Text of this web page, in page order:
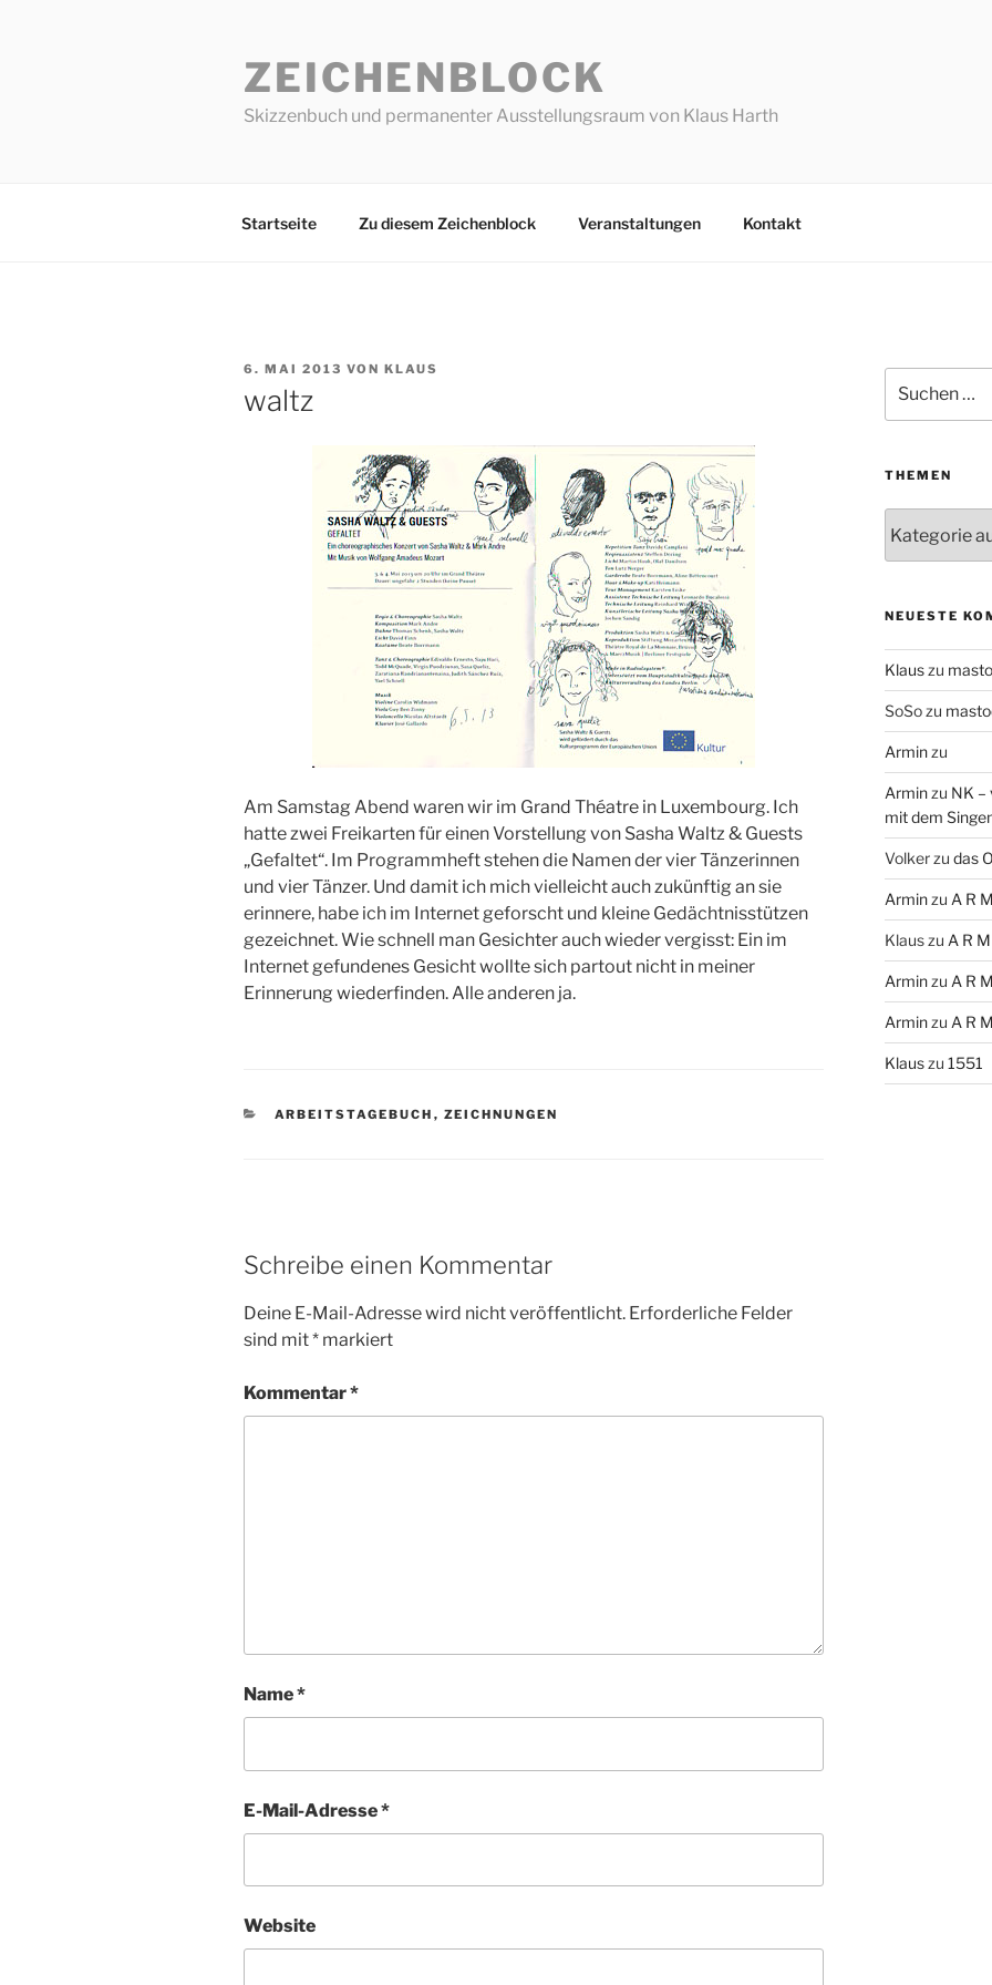
ZEICHENBLOCK
Skizzenbuch und permanenter Ausstellungsraum von Klaus Harth
Startseite Zu diesem Zeichenblock Veranstaltungen Kontakt
VERÖFFENTLICHT
6. MAI 2013 VON KLAUS
waltz
Am Samstag Abend waren wir im Grand Théatre in Luxembourg. Ich
hatte zwei Freikarten für einen Vorstellung von Sasha Waltz & Guests
„Gefaltet“. Im Programmheft stehen die Namen der vier Tänzerinnen
und vier Tänzer. Und damit ich mich vielleicht auch zukünftig an sie
erinnere, habe ich im Internet geforscht und kleine Gedächtnisstützen
gezeichnet. Wie schnell man Gesichter auch wieder vergisst: Ein im
Internet gefundenes Gesicht wollte sich partout nicht in meiner
Erinnerung wiederfinden. Alle anderen ja.
KATEGORIEN
ARBEITSTAGEBUCH , ZEICHNUNGEN
Schreibe einen Kommentar
Deine E-Mail-Adresse wird nicht veröffentlicht. Erforderliche Felder
sind mit* markiert
Kommentar*
Name*
E-Mail-Adresse*
Website
nach:
THEMEN
NEUESTE
Klauszu
SoSozu
Arminzu
Arminzu NK –
mit dem
Volkerzu das
Arminzu A R
Klauszu A R
Arminzu A R
Arminzu A R
Klauszu 1551